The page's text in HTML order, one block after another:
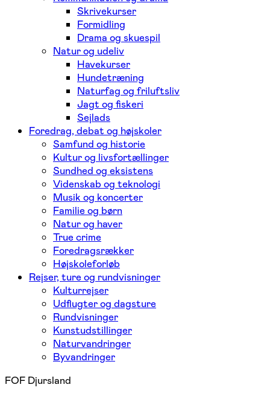
Skrivekurser
Formidling
Drama og skuespil
Natur og udeliv
Havekurser
Hundetræning
Naturfag og friluftsliv
Jagt og fiskeri
Sejlads
Foredrag, debat og højskoler
Samfund og historie
Kultur og livsfortællinger
Sundhed og eksistens
Videnskab og teknologi
Musik og koncerter
Familie og børn
Natur og haver
True crime
Foredragsrækker
Højskoleforløb
Rejser, ture og rundvisninger
Kulturrejser
Udflugter og dagsture
Rundvisninger
Kunstudstillinger
Naturvandringer
Byvandringer
FOF Djursland